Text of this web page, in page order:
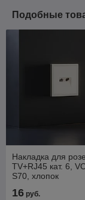
Подобные
Накладка для
TV+RJ45 кат. 6,
S70, хлопок
16 руб.